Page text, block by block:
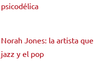
psicodélica
Norah Jones: la artista
jazz y el pop